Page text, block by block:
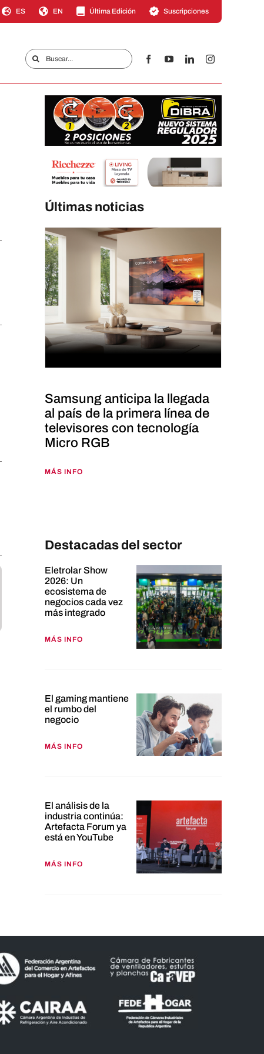
ES EN Última Edición Suscripciones
Buscar:
Últimas noticias
Samsung anticipa la llegada
al país de la primera línea de
televisores con tecnología
Micro RGB
MÁS INFO
Destacadas del sector
Eletrolar Show
2026: Un
ecosistema de
negocios cada vez
más integrado
MÁS INFO
El gaming mantiene
el rumbo del
negocio
MÁS INFO
El análisis de la
industria continúa:
Artefacta Forum ya
está en YouTube
MÁS INFO